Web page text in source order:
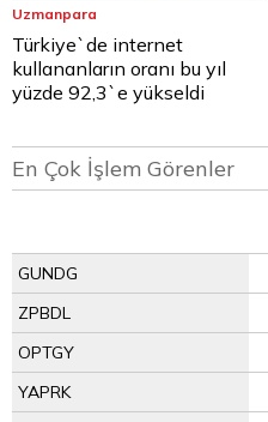
Uzmanpara
Türkiye`de internet
kullananların oranı bu yıl
yüzde 92,3`e yükseldi
En Çok İşlem Görenler
GUNDG
ZPBDL
OPTGY
YAPRK